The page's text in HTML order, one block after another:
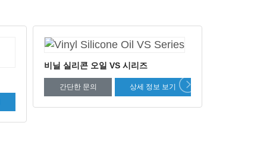
폴리에테르 에폭시 종단 실리콘 오일
JM 시리즈
간단한 문의 상세 정보 보기